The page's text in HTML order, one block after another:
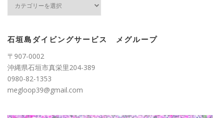
ー
石垣島ダイビングサービス メグループ
〒907-0002
沖縄県石垣市真栄里204-389
0980-82-1353
megloop39@gmail.com